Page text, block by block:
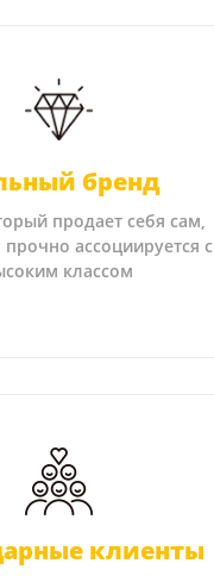
бренд
продает себя сам,
ассоциируется с
классом
клиенты